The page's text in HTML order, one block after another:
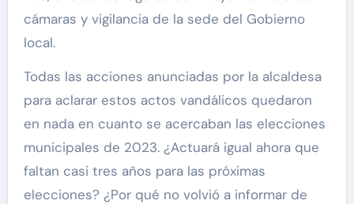
cámaras y vigilancia de la sede del Gobierno
local.
Todas las acciones anunciadas por la alcaldesa
para aclarar estos actos vandálicos quedaron
en nada en cuanto se acercaban las elecciones
municipales de 2023. ¿Actuará igual ahora que
faltan casi tres años para las próximas
elecciones? ¿Por qué no volvió a informar de